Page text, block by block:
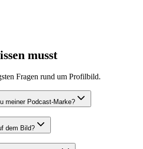
musst
Fragen rund um Profilbild.
meiner Podcast-Marke?
dem Bild?